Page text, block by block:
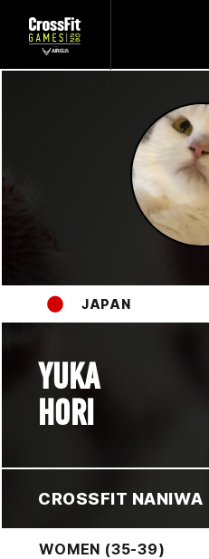
JAPAN
YUKA
HORI
CROSSFIT NANIWA
WOMEN (35-39)